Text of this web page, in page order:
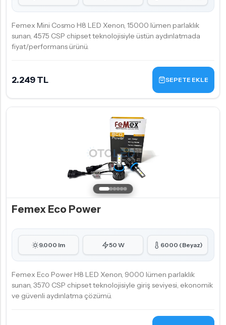
Femex Mini Cosmo H8 LED Xenon, 15000 lümen parlaklık
sunan, 4575 CSP chipset teknolojisiyle üstün aydınlatmada
fiyat/performans ürünü.
2.249 TL SEPETE EKLE
Femex Eco Power
9.000 lm 50 W 6000 (Beyaz)
Femex Eco Power H8 LED Xenon, 9000 lümen parlaklık
sunan, 3570 CSP chipset teknolojisiyle giriş seviyesi, ekonomik
ve güvenli aydınlatma çözümü.